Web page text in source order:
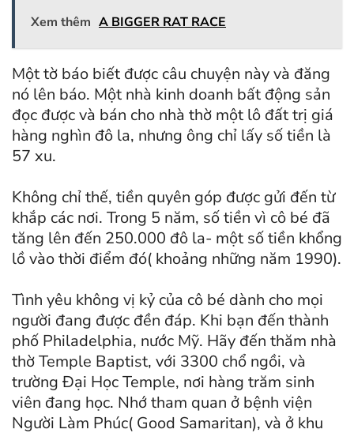
Xem thêm A BIGGER RAT RACE
Một tờ báo biết được câu chuyện này và đăng
nó lên báo. Một nhà kinh doanh bất động sản
đọc được và bán cho nhà thờ một lô đất trị giá
hàng nghìn đô la, nhưng ông chỉ lấy số tiền là
57 xu.
Không chỉ thế, tiền quyên góp được gửi đến từ
khắp các nơi. Trong 5 năm, số tiền vì cô bé đã
tăng lên đến 250.000 đô la- một số tiền khổng
lồ vào thời điểm đó( khoảng những năm 1990).
Tình yêu không vị kỷ của cô bé dành cho mọi
người đang được đền đáp. Khi bạn đến thành
phố Philadelphia, nước Mỹ. Hãy đến thăm nhà
thờ Temple Baptist, với 3300 chổ ngồi, và
trường Đại Học Temple, nơi hàng trăm sinh
viên đang học. Nhớ tham quan ở bệnh viện
Người Làm Phúc( Good Samaritan), và ở khu